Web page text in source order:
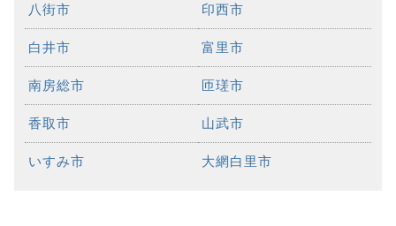
八街市 印西市
白井市 富里市
南房総市 匝瑳市
香取市 山武市
いすみ市 大網白里市